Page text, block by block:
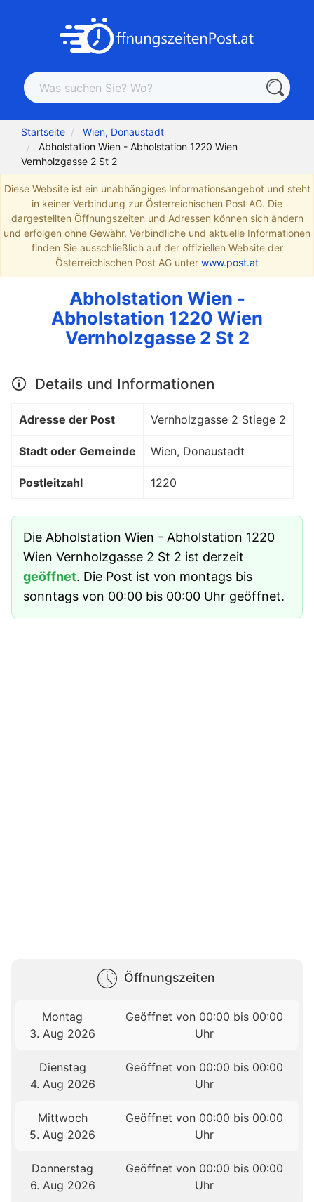
Startseite
Wien, Donaustadt
Abholstation Wien - Abholstation 1220 Wien
Vernholzgasse 2 St 2
Diese Website ist ein unabhängiges Informationsangebot und steht
in keiner Verbindung zur Österreichischen Post AG. Die
dargestellten Öffnungszeiten und Adressen können sich ändern
und erfolgen ohne Gewähr. Verbindliche und aktuelle Informationen
finden Sie ausschließlich auf der offiziellen Website der
Österreichischen Post AG unter www.post.at
Abholstation Wien -
Abholstation 1220 Wien
Vernholzgasse 2 St 2
Details und Informationen
Adresse der Post Vernholzgasse 2 Stiege 2
Stadt oder Gemeinde Wien, Donaustadt
Postleitzahl 1220
Die Abholstation Wien - Abholstation 1220
Wien Vernholzgasse 2 St 2 ist derzeit
geöffnet. Die Post ist von montags bis
sonntags von 00:00 bis 00:00 Uhr geöffnet.
Öffnungszeiten
Montag
3. Aug 2026
Geöffnet von 00:00 bis 00:00
Uhr
Dienstag
4. Aug 2026
Geöffnet von 00:00 bis 00:00
Uhr
Mittwoch
5. Aug 2026
Geöffnet von 00:00 bis 00:00
Uhr
Donnerstag
6. Aug 2026
Geöffnet von 00:00 bis 00:00
Uhr